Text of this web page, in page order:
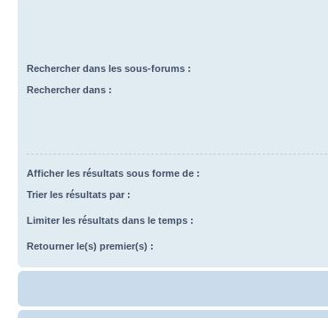
Rechercher dans les sous-forums :
Rechercher dans :
Afficher les résultats sous forme de :
Trier les résultats par :
Limiter les résultats dans le temps :
Retourner le(s) premier(s) :